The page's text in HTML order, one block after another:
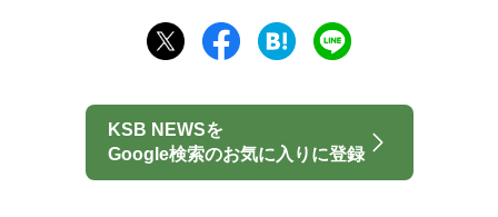
KSB NEWSを
Google検索のお気に入りに登録